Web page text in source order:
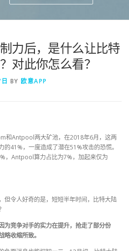
力后，是什么让比特
对此你怎么看？
BY 欧意APP
和Antpool两大矿池，在2018年6月，这两
41%，一度造成了潜在51%攻击的恐慌。
，Antpool算力占比为7%，加起来仅为
但令人好奇的是，短短半年时间，比特大陆
为竞争对手的实力在提升，抢走了部分份
收缩所致。